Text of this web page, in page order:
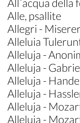
All´acqua della
Alle, psallite
Allegri -
Alleluia
Alleluja -
Alleluja -
Alleluja -
Alleluja -
Alleluja -
Alleluja -